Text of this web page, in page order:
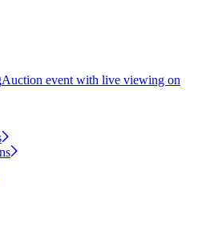
Auction event with live viewing on